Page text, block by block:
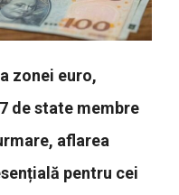
zonei euro,
de state membre
aflarea
pentru cei